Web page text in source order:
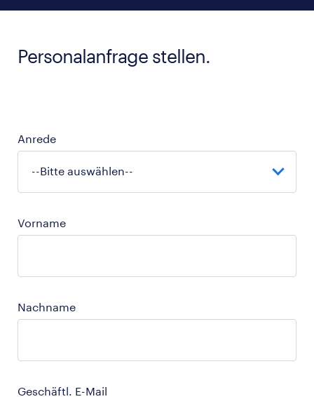
Personalanfrage stellen.
Anrede
Vorname
Nachname
Geschäftl. E-Mail